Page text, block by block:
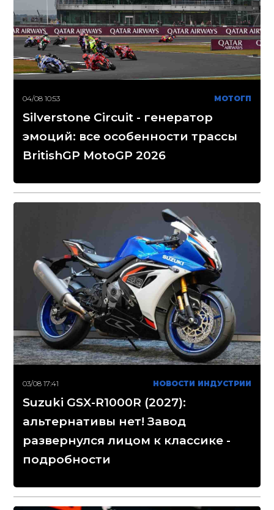
04/08 10:53 МОТОГП
Silverstone Circuit - генератор
эмоций: все особенности трассы
BritishGP MotoGP 2026
03/08 17:41 НОВОСТИ ИНДУСТРИИ
Suzuki GSX-R1000R (2027):
альтернативы нет! Завод
развернулся лицом к классике -
подробности